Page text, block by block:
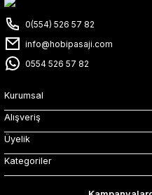
0(554) 526 57 82
info@hobipasaji.com
0554 526 57 82
Kurumsal
Alışveriş
Üyelik
Kategoriler